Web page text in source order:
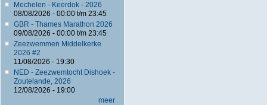
Mechelen - Keerdok - 2026
08/08/2026 - 00:00t/m 23:45
GBR - Thames Marathon 2026
09/08/2026 - 00:00t/m 23:45
Zeezwemmen Middelkerke
2026 #2
11/08/2026 - 19:30
NED - Zeezwemtocht Dishoek -
Zoutelande, 2026
12/08/2026 - 19:00
meer